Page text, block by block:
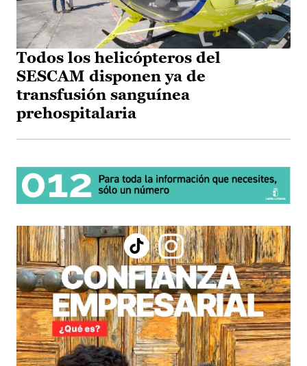
Todos los helicópteros del
SESCAM disponen ya de
transfusión sanguínea
prehospitalaria